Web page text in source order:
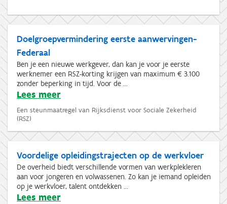
Doelgroepvermindering eerste aanwervingen-
Federaal
Ben je een nieuwe werkgever, dan kan je voor je eerste
werknemer een RSZ-korting krijgen van maximum € 3.100
zonder beperking in tijd. Voor de ...
Lees meer
Een steunmaatregel van Rijksdienst voor Sociale Zekerheid
(RSZ)
Voordelige opleidingstrajecten op de werkvloer
De overheid biedt verschillende vormen van werkplekleren
aan voor jongeren en volwassenen. Zo kan je iemand opleiden
op je werkvloer, talent ontdekken ...
Lees meer